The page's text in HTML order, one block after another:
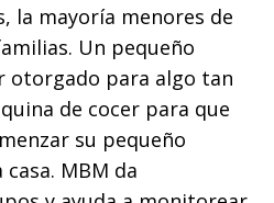
la mayoría menores de
Un pequeño
para algo tan
de cocer para que
su pequeño
MBM da